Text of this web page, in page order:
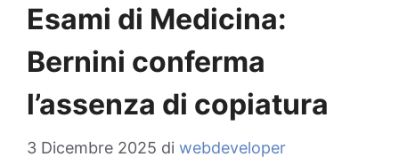
Esami di Medicina:
Bernini conferma
l’assenza di copiatura
3 Dicembre 2025 di webdeveloper